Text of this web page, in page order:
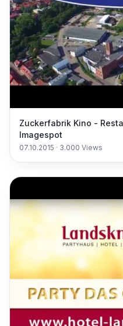
Zuckerfabrik Kino - Restaurant - Fitnesscenter - Hotel
Imagespot
07.10.2015 · 3.000 Views